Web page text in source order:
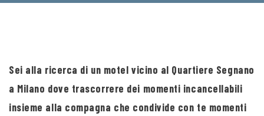
Sei alla ricerca di un motel vicino al Quartiere Segnano
a Milano dove trascorrere dei momenti incancellabili
insieme alla compagna che condivide con te momenti